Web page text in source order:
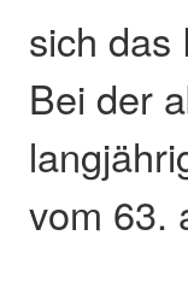
sich das
Bei der
vom 63.